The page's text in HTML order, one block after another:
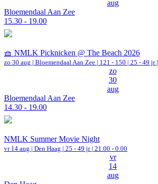
aug
Bloemendaal Aan Zee
15.30 - 19.00
🧺 NMLK Picknicken @ The Beach 2026
zo 30 aug | Bloemendaal Aan Zee | 121 - 150 | 25 - 49 jr |
zo
30
aug
Bloemendaal Aan Zee
14.30 - 19.00
NMLK Summer Movie Night
vr 14 aug | Den Haag | 25 - 49 jr | 21.00 - 0.00
vr
14
aug